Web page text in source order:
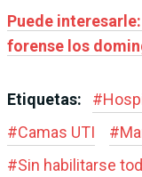
Puede
forense los
Etiquetas: #
#Camas UTI #
#Sin habilitarse